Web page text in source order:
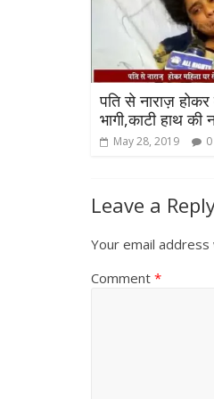
पति से नाराज़
भागी,काटी हाथ की
May 28, 2019 0
Leave a
Your email
Comment *